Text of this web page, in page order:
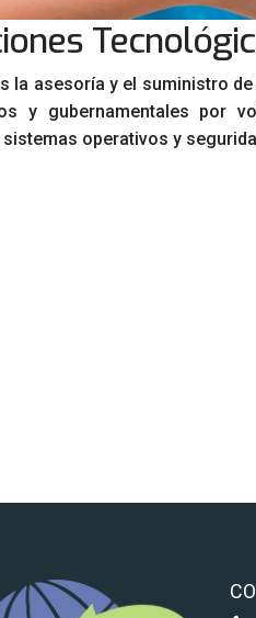
la asesoría y el suministro
y gubernamentales por
sistemas operativos y